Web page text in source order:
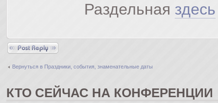
Раздельная здесь
Ответить
Вернуться в Праздники, события, знаменательные даты
КТО СЕЙЧАС НА КОНФЕРЕНЦИИ